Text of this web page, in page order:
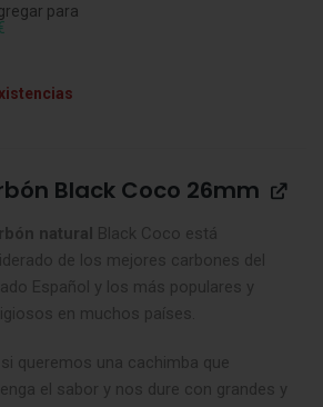
para
Black Coco 26mm
natural
Black Coco está
de los mejores carbones del
Español y los más populares y
en muchos países.
si queremos una cachimba que
el sabor y nos dure con grandes y